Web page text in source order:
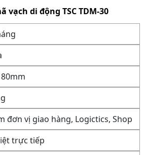
vạch di động TSC TDM-30
80mm
đơn vị giao hàng, Logictics, Shop
trực tiếp